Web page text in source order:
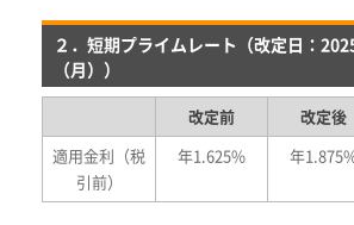
２．短期プライムレート（改定日：
（月））
改定前 改定後
適用金利（税
引前）
年1.625% 年